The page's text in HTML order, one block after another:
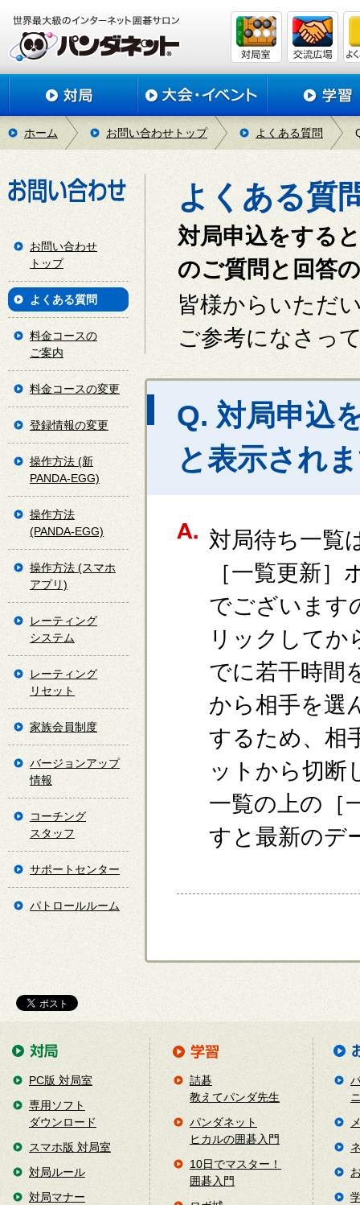
ホーム お問い合わせトップ よくある質問
よくある質
対局申込をする
のご質問と回答
皆様からいただ
ご参考になさっ
Q. 対局申込
と表示され
対局待ち一覧
［一覧更新
でございます
リックしてか
でに若干時間
から相手を選
するため、相
ットから切断
一覧の上の［
すと最新のデ
お問い合わせ
トップ
よくある質問
料金コースの
ご案内
料金コースの変更
登録情報の変更
操作方法 (新
PANDA-EGG)
操作方法
(PANDA-EGG)
操作方法 (スマホ
アプリ)
レーティング
システム
レーティング
リセット
家族会員制度
バージョンアップ
情報
コーチング
スタッフ
サポートセンター
パトロールルーム
PC版 対局室
専用ソフト
ダウンロード
スマホ版 対局室
対局ルール
対局マナー
詰碁
教えてパンダ先生
パンダネット
ヒカルの囲碁入門
10日でマスター！
囲碁入門